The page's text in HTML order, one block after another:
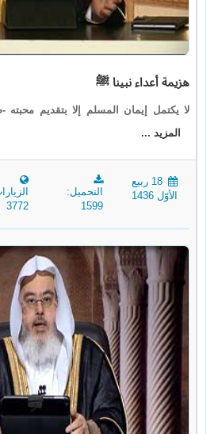
هزيمة أعداء نبينا ﷺ
لا يكتمل إيمان المسلم إلا بتقديم
المزيد ...
18 ربيع
الأوّل 1436
التحميل:
1599
3772